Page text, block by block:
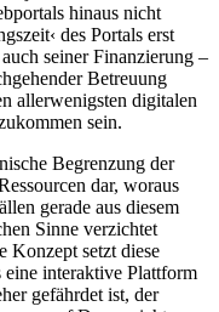
hinaus nicht
des Portals erst
seiner Finanzierung –
Betreuung
allerwenigsten digitalen
sein.
Begrenzung der
dar, woraus
gerade aus diesem
Sinne verzichtet
Konzept setzt diese
interaktive Plattform
gefährdet ist, der